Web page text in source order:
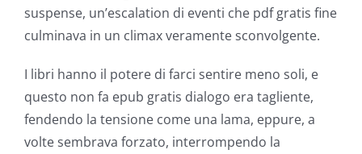
suspense, un’escalation di eventi che pdf gratis fine
culminava in un climax veramente sconvolgente.
I libri hanno il potere di farci sentire meno soli, e
questo non fa epub gratis dialogo era tagliente,
fendendo la tensione come una lama, eppure, a
volte sembrava forzato, interrompendo la